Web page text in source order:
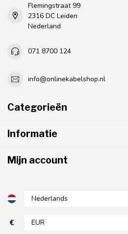
Flemingstraat 99
2316 DC Leiden
Nederland
071 8700 124
info@onlinekabelshop.nl
Categorieën
Informatie
Mijn account
€